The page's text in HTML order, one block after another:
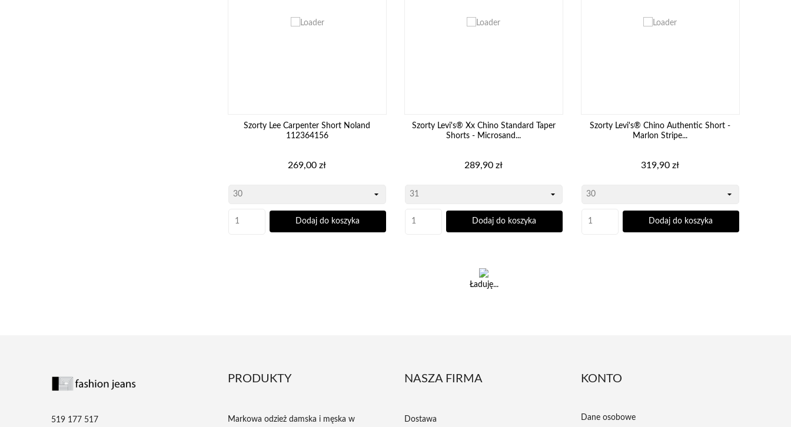
Szorty Lee Carpenter Short Noland
112364156
Cena
269,00 zł
Dodaj do koszyka
Szorty Levi's® Xx Chino Standard Taper
Shorts - Microsand...
Cena
289,90 zł
Dodaj do koszyka
Szorty Levi's® Chino Authentic Short -
Marlon Stripe...
Cena
319,90 zł
Dodaj do koszyka
Ładuję...
519 177 517
PRODUKTY
Markowa odzież damska i męska w
NASZA FIRMA
Dostawa
KONTO
Dane osobowe